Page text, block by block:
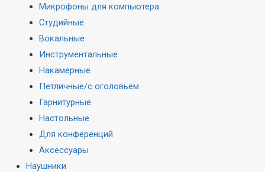
Микрофоны для компьютера
Студийные
Вокальные
Инструментальные
Накамерные
Петличные/с оголовьем
Гарнитурные
Настольные
Для конференций
Аксессуары
Наушники